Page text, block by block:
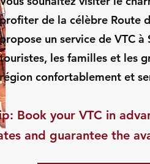
de la célèbre Route
un service de VTC
les familles et les
confortablement et
Book your VTC in
and guarantee the